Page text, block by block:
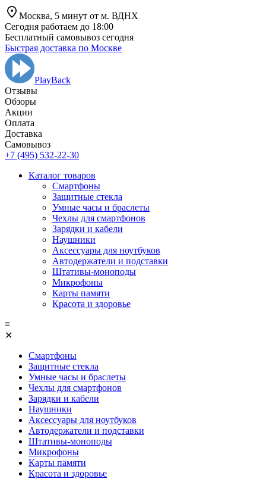
Москва, 5 минут от м. ВДНХ
Сегодня работаем до 18:00
Бесплатный самовывоз сегодня
Быстрая доставка по Москве
PlayBack
Отзывы
Обзоры
Aкции
Оплата
Доставка
Самовывоз
+7 (495) 532-22-30
Каталог товаров
Смартфоны
Защитные стекла
Умные часы и браслеты
Чехлы для смартфонов
Зарядки и кабели
Наушники
Аксессуары для ноутбуков
Автодержатели и подставки
Штативы-моноподы
Микрофоны
Карты памяти
Красота и здоровье
≡
✕
Смартфоны
Защитные стекла
Умные часы и браслеты
Чехлы для смартфонов
Зарядки и кабели
Наушники
Аксессуары для ноутбуков
Автодержатели и подставки
Штативы-моноподы
Микрофоны
Карты памяти
Красота и здоровье